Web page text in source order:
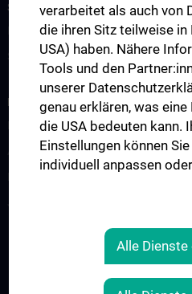
STUDIUM, AUS- UND
Information für Studierende
Summer School
FORSCHUNG
Kardiovaskuläres Institut
Adjunct Professorships
verarbeitet als auch von
die ihren Sitz teilweise
USA) haben. Nähere
Tools und den
unserer
genau erklären, was
die USA bedeuten kann.
Einstellungen können
individuell anpassen
Alle Dienste